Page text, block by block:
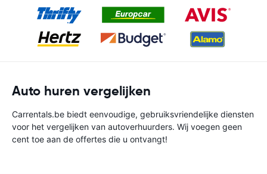
Auto huren vergelijken
Carrentals.be biedt eenvoudige, gebruiksvriendelijke diensten
voor het vergelijken van autoverhuurders. Wij voegen geen
cent toe aan de offertes die u ontvangt!